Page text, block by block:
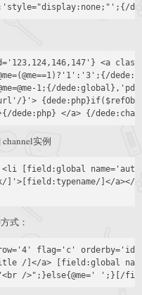
<a
1;{/
}'>
实例
[field:global
]'>[field:typename/]</a></
式：
flag='c'
/]</a> [field:global